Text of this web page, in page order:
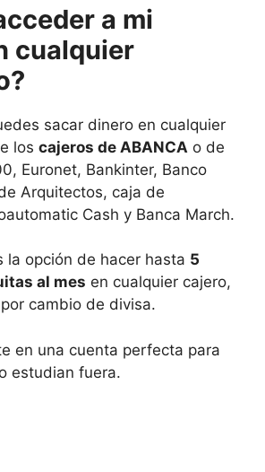
a mi
cualquier
sacar dinero en cualquier
los cajeros de ABANCA o de
Euronet, Bankinter, Banco
Arquitectos, caja de
Cash y Banca March.
la opción de hacer hasta 5
al mes en cualquier cajero,
cambio de divisa.
en una cuenta perfecta para
estudian fuera.